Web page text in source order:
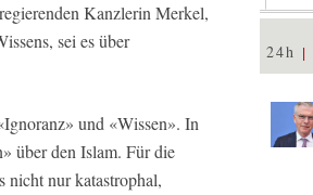
Kanzlerin Merkel,
sei es über
und «Wissen». In
über den Islam. Für die
nicht nur katastrophal,
24h